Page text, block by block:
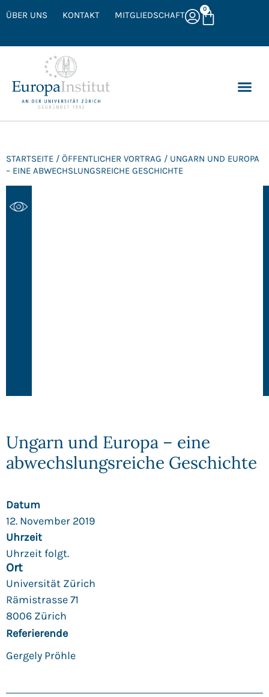
ÜBER UNS KONTAKT MITGLIEDSCHAFT
0
STARTSEITE / ÖFFENTLICHER VORTRAG / UNGARN UND EUROPA
– EINE ABWECHSLUNGSREICHE GESCHICHTE
Datum
12. November 2019
Uhrzeit
Uhrzeit folgt.
Ort
Universität Zürich
Rämistrasse 71
8006 Zürich
Referierende
Gergely Pröhle
Ungarn und Europa – eine
abwechslungsreiche Geschichte